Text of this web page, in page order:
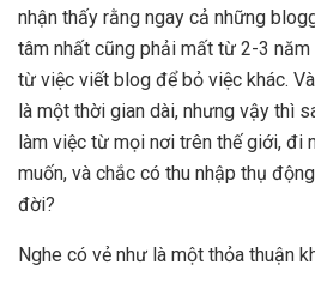
nhận thấy rằng ngay cả những
tâm nhất cũng phải mất từ ​​2-3
từ việc viết blog để bỏ việc khác.
là một thời gian dài, nhưng vậy thì
làm việc từ mọi nơi trên thế giới, đi
muốn, và chắc có thu nhập thụ
đời?
Nghe có vẻ như là một thỏa thuận